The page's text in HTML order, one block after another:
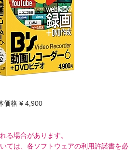
価格 ¥ 4,900
る場合があります。
ては、各ソフトウェアの利用許諾書を必